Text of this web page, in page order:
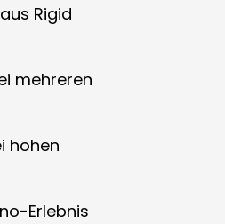
Rigid
mehreren
hohen
Erlebnis